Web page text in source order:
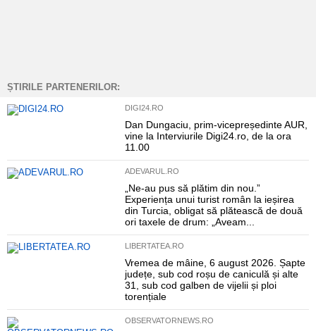
ȘTIRILE PARTENERILOR:
DIGI24.RO
Dan Dungaciu, prim-vicepreședinte AUR,
vine la Interviurile Digi24.ro, de la ora
11.00
ADEVARUL.RO
„Ne-au pus să plătim din nou.”
Experiența unui turist român la ieșirea
din Turcia, obligat să plătească de două
ori taxele de drum: „Aveam...
LIBERTATEA.RO
Vremea de mâine, 6 august 2026. Șapte
județe, sub cod roșu de caniculă și alte
31, sub cod galben de vijelii și ploi
torențiale
OBSERVATORNEWS.RO